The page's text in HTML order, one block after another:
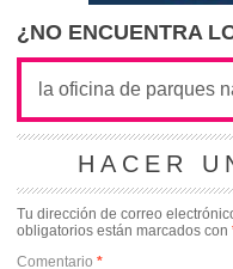
¿NO ENCUENTRA
HACER
Tu dirección de correo
obligatorios están marcados con
Comentario *